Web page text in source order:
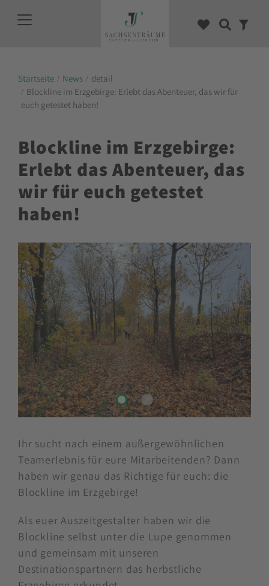
Startseite News
detail
Blockline im Erzgebirge: Erlebt das Abenteuer, das wir für
euch getestet haben!
Blockline im Erzgebirge:
Erlebt das Abenteuer, das
wir für euch getestet
haben!
Ihr sucht nach einem außergewöhnlichen
Teamerlebnis für eure Mitarbeitenden? Dann
haben wir genau das Richtige für euch: die
Blockline im Erzgebirge!
Als euer Auszeitgestalter haben wir die